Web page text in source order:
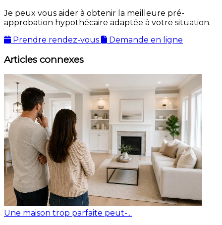
Je peux vous aider à obtenir la meilleure pré-
approbation hypothécaire adaptée à votre situation.
Prendre rendez-vous
Demande en ligne
Articles connexes
Une maison trop parfaite peut-...